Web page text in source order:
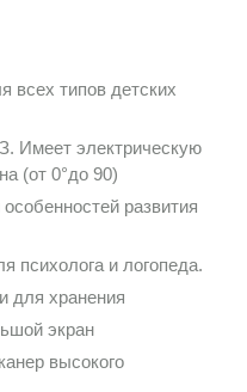
всех типов детских
Имеет электрическую
(от 0°до 90)
развития
психолога и логопеда.
для хранения
экран
высокого